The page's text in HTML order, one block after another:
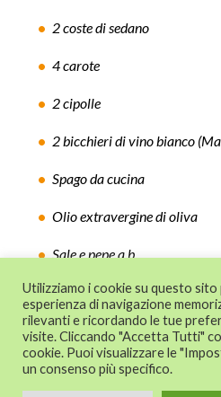
2 coste di sedano
4 carote
2 cipolle
2 bicchieri di vino bianco
Spago da cucina
Olio extravergine di oliva
Sale e pepe q.b.
© 2024 CAT - Centro di
alle imprese -
Romagna s.r.l. - P.I.
Utilizziamo i cookie su questo
esperienza di navigazione
rilevanti e ricordando le tue
visite. Cliccando "Accetta Tutti"
cookie. Puoi visualizzare le
un consenso più specifico.